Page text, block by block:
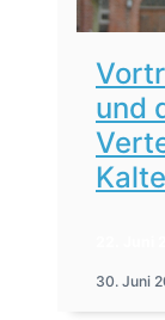
und
30. Juni